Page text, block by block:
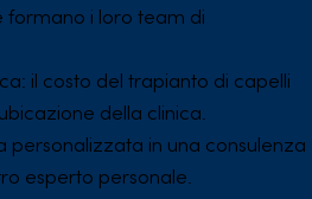
i loro team di
il costo del trapianto di capelli
della clinica.
in una consulenza
esperto personale.